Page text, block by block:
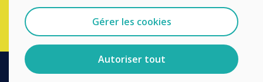
Gérer les cookies
Autoriser tout
Vous pouvez vous désabonner de ces communications à
tout moment. Consultez notre Politique de confidentialité
pour en savoir plus sur nos modalités de
désabonnement, nos politiques de confidentialité et sur
notre engagement vis-à-vis de la protection et du respect
de la vie privée.